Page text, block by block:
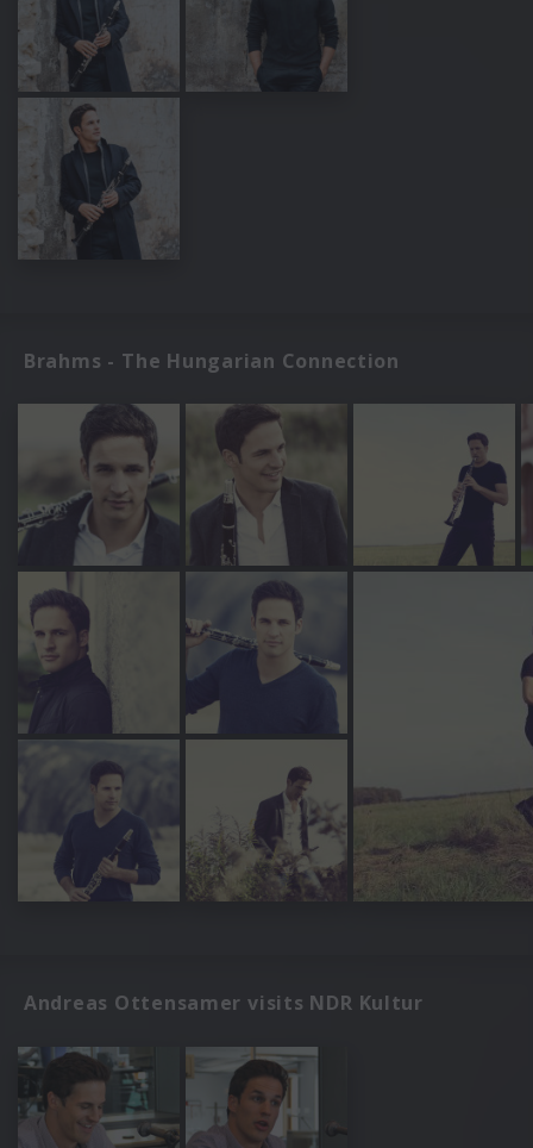
Brahms - The Hungarian Connection
Andreas Ottensamer visits NDR Kultur